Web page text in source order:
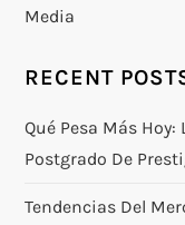
Media
RECENT
Qué Pesa Más Hoy:
Postgrado De
Tendencias Del